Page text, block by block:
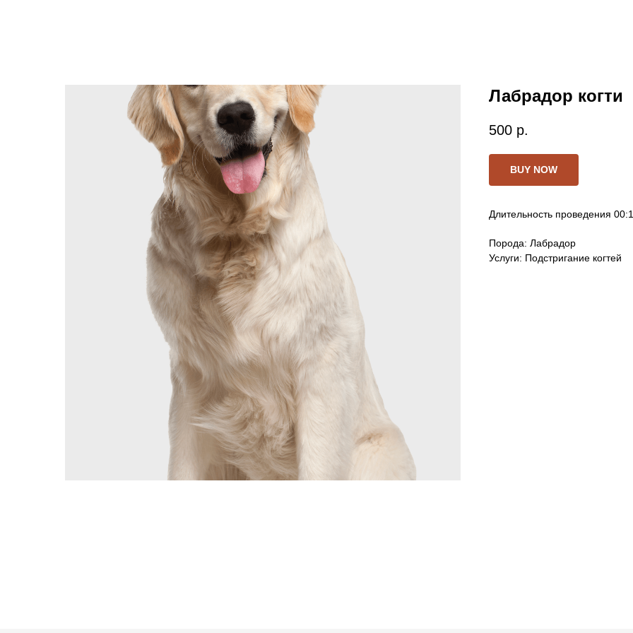
Лабрадор когти
500 р.
BUY NOW
Длительность проведения
Порода: Лабрадор
Услуги: Подстригание когтей